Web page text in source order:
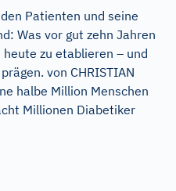
Patienten und seine
Was vor gut zehn Jahren
zu etablieren – und
von CHRISTIAN
halbe Million Menschen
Millionen Diabetiker